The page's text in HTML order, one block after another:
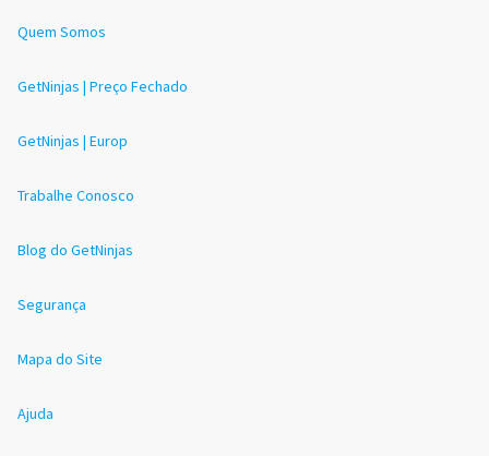
Quem Somos
GetNinjas | Preço Fechado
GetNinjas | Europ
Trabalhe Conosco
Blog do GetNinjas
Segurança
Mapa do Site
Ajuda